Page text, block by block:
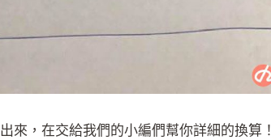
來，在交給我們的小編們幫你詳細的換算！